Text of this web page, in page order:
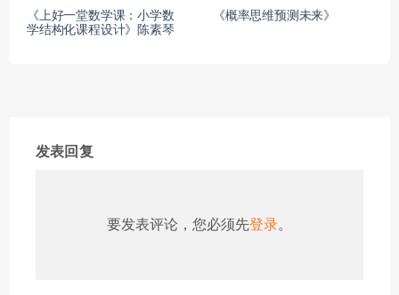
《上好一堂数学课：小学数
学结构化课程设计》陈素琴
《概率思维预测未来》
发表回复
要发表评论，您必须先登录。